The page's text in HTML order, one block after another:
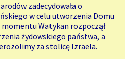
zadecydowała o
w celu utworzenia Domu
Watykan rozpoczął
żydowskiego państwa, a
za stolicę Izraela.